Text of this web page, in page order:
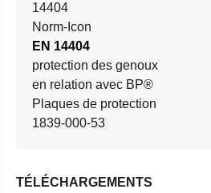
EN 14404
protection des genoux
en relation avec BP®
Plaques de protection
1839-000-53
TÉLÉCHARGEMENTS